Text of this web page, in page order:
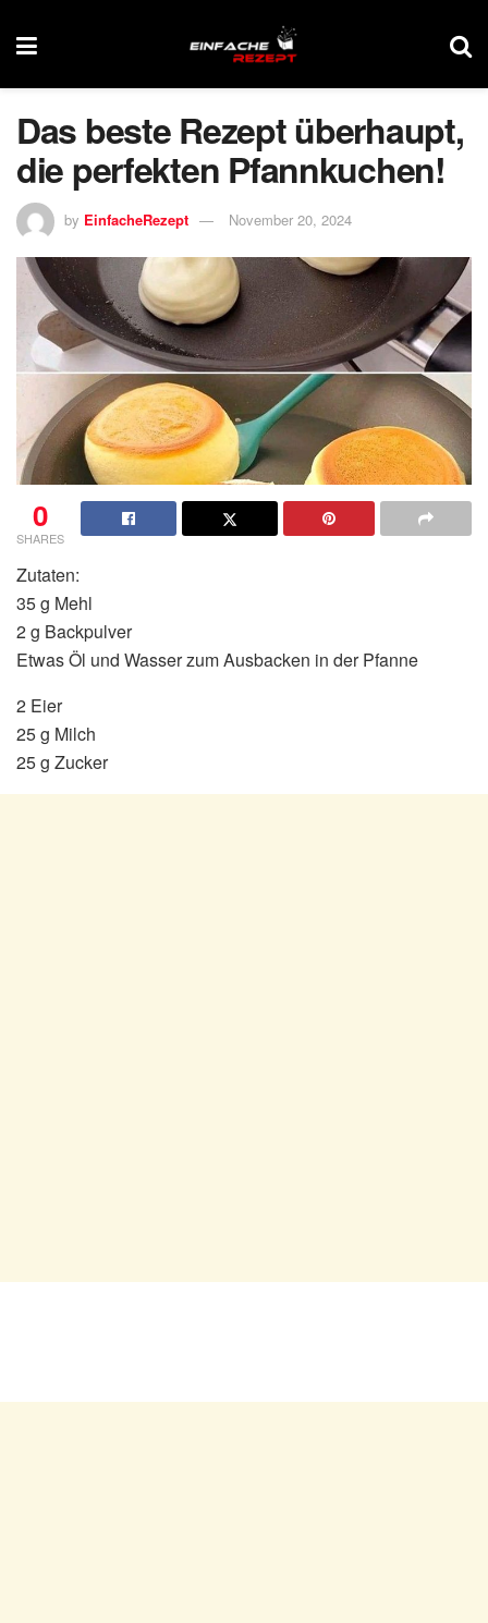
Das beste Rezept überhaupt,
die perfekten Pfannkuchen!
by EinfacheRezept November 20, 2024
0
SHARES
Zutaten:
35 g Mehl
2 g Backpulver
Etwas Öl und Wasser zum Ausbacken in der Pfanne
2 Eier
25 g Milch
25 g Zucker